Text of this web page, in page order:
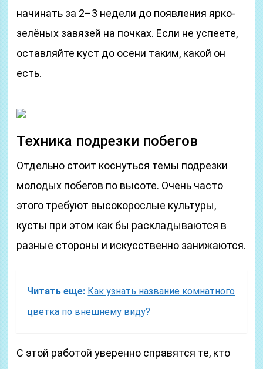
начинать за 2–3 недели до появления ярко-
зелёных завязей на почках. Если не успеете,
оставляйте куст до осени таким, какой он
есть.
Техника подрезки побегов
Отдельно стоит коснуться темы подрезки
молодых побегов по высоте. Очень часто
этого требуют высокорослые культуры,
кусты при этом как бы раскладываются в
разные стороны и искусственно занижаются.
Читать еще: Как узнать название комнатного
цветка по внешнему виду?
С этой работой уверенно справятся те, кто